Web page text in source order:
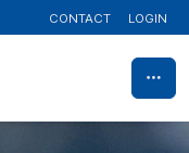
CONTACT LOGIN